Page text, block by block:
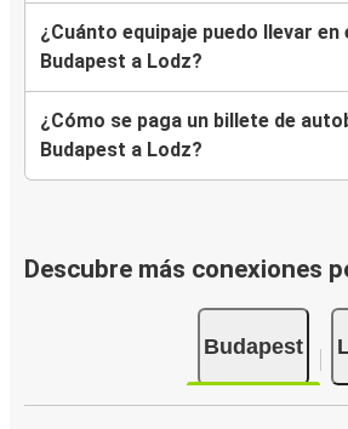
¿Cuánto equipaje puedo llevar en
Budapest a Lodz?
¿Cómo se paga un billete de
Budapest a Lodz?
Descubre más conexiones
Budapest